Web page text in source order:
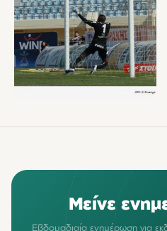
Μείνε
Εβδομαδιαία ενημέρωση για